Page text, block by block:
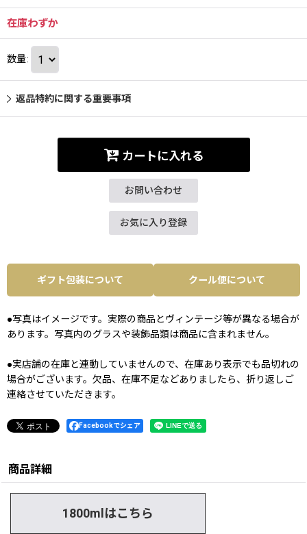
在庫わずか
数量:
返品特約に関する重要事項
カートに入れる
お問い合わせ
お気に入り登録
ギフト包装について クール便について
●写真はイメージです。実際の商品とヴィンテージ等が異なる場合が
あります。写真内のグラスや装飾品類は商品に含まれません。
●実店舗の在庫と連動していませんので、在庫あり表示でも品切れの
場合がございます。欠品、在庫不足などありましたら、折り返しご
連絡させていただきます。
Facebookでシェア
商品詳細
1800mlはこちら